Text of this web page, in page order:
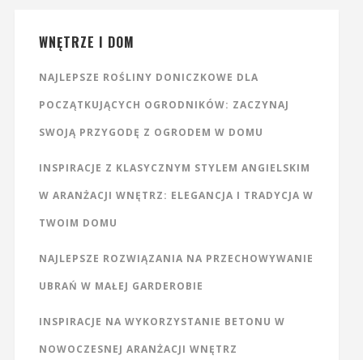
WNĘTRZE I DOM
NAJLEPSZE ROŚLINY DONICZKOWE DLA
POCZĄTKUJĄCYCH OGRODNIKÓW: ZACZYNAJ
SWOJĄ PRZYGODĘ Z OGRODEM W DOMU
INSPIRACJE Z KLASYCZNYM STYLEM ANGIELSKIM
W ARANŻACJI WNĘTRZ: ELEGANCJA I TRADYCJA W
TWOIM DOMU
NAJLEPSZE ROZWIĄZANIA NA PRZECHOWYWANIE
UBRAŃ W MAŁEJ GARDEROBIE
INSPIRACJE NA WYKORZYSTANIE BETONU W
NOWOCZESNEJ ARANŻACJI WNĘTRZ